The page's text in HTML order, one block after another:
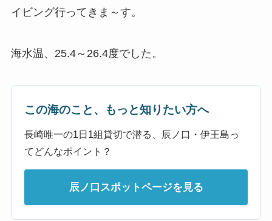
イビング行ってきま～す。
海水温、25.4～26.4度でした。
この海のこと、もっと知りたい方へ
長崎唯一の1日1組貸切で潜る、辰ノ口・伊王島っ
てどんなポイント？
辰ノ口スポットページを見る